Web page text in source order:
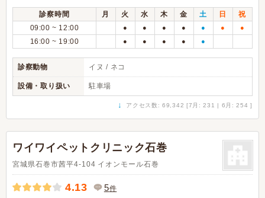
診察時間 月 火 水 木 金 土 日
祝
09:00 ~ 12:00
● ● ● ● ● ● ●
16:00 ~ 19:00 ● ● ● ● ●
診察動物 イヌ / ネコ
設備・取り扱い 駐車場
↓ アクセス数: 69,342 [7月: 231 | 6月: 254 ]
ワイワイペットクリニック石巻
宮城県石巻市茜平4-104 イオンモール石巻
4.13 5件